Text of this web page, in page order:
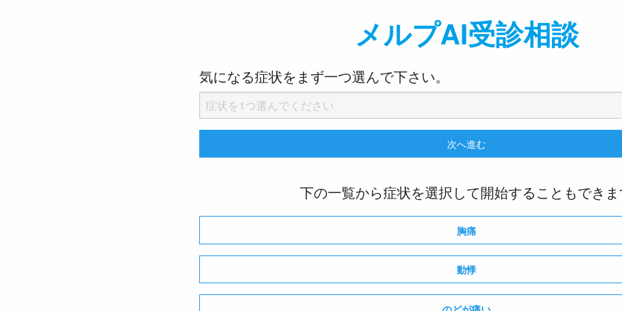
メルプAI受診相談
気になる症状をまず一つ選んで下さい。
下の一覧から症状を選択して開始することもでき
胸痛
動悸